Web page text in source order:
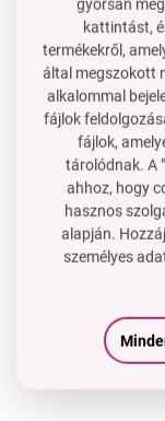
gyorsan
kattintást,
termékekről,
által megszokott
alkalommal
fájlok
fájlok,
tárolódnak. A
ahhoz, hogy
hasznos
alapján.
személyes